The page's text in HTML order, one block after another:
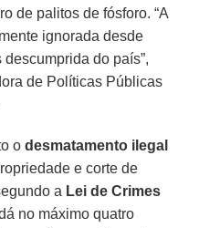
de palitos de fósforo. “A
ignorada desde
do país”,
de Políticas Públicas
odesmatamento ilegal
e corte de
a Lei de Crimes
no máximo quatro